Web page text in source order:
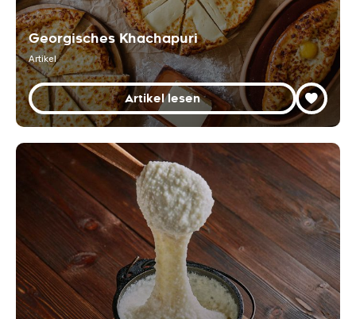
Georgisches Khachapuri
Artikel
Artikel lesen